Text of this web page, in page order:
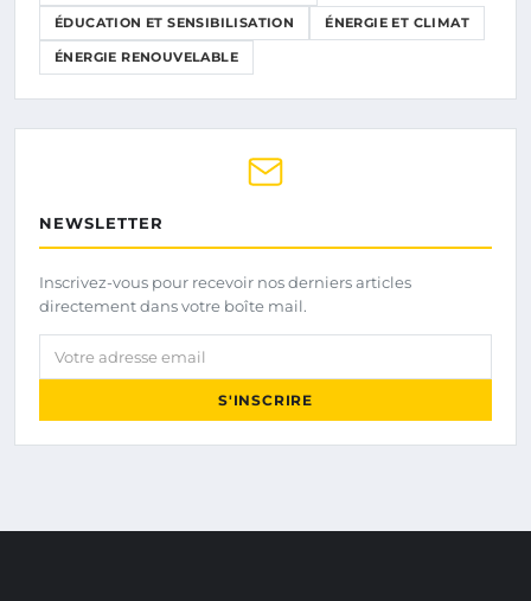
ÉDUCATION ET SENSIBILISATION ÉNERGIE ET CLIMAT
ÉNERGIE RENOUVELABLE
NEWSLETTER
Inscrivez-vous pour recevoir nos derniers articles
directement dans votre boîte mail.
Votre adresse email
S'INSCRIRE